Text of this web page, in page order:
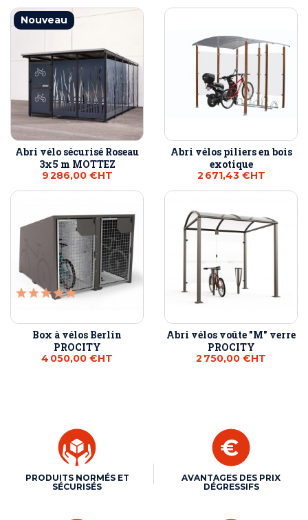
Nouveau
Abri vélo sécurisé Roseau
3x5 m MOTTEZ
9 286,00 €HT
Abri vélos piliers en bois
exotique
2 671,43 €HT
Box à vélos Berlin
PROCITY
4 050,00 €HT
Abri vélos voûte "M" verre
PROCITY
2 750,00 €HT
PRODUITS NORMÉS ET
SÉCURISÉS
AVANTAGES DES PRIX
DÉGRESSIFS